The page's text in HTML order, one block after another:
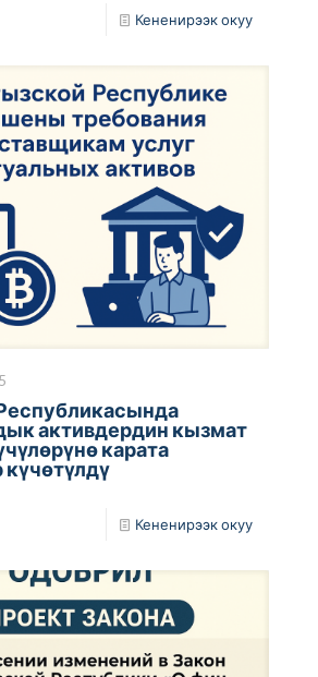
Кененирээк окуу
активдердин кызмат
карата
күчөтүлдү
Кененирээк окуу